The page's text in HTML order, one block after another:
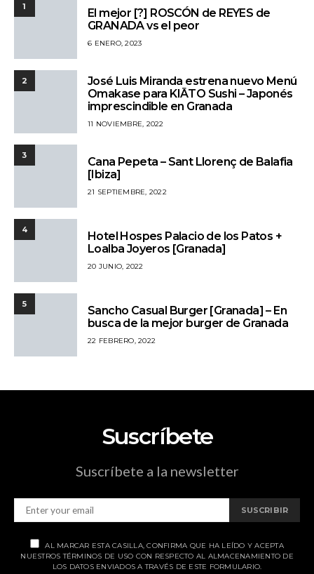
1
El mejor [?] ROSCÓN de REYES de
GRANADA vs el peor
6 ENERO, 2023
2
José Luis Miranda estrena nuevo Menú
Omakase para KIĀTO Sushi – Japonés
imprescindible en Granada
11 NOVIEMBRE, 2022
3
Cana Pepeta – Sant Llorenç de Balafia
[Ibiza]
21 SEPTIEMBRE, 2022
4
Hotel Hospes Palacio de los Patos +
Loalba Joyeros [Granada]
20 JUNIO, 2022
5
Sancho Casual Burger [Granada] – En
busca de la mejor burger de Granada
22 FEBRERO, 2022
Suscríbete
Suscríbete a la newsletter
SUSCRIBIR
AL MARCAR ESTA CASILLA, CONFIRMA QUE HA LEÍDO Y ACEPTA
NUESTROS TÉRMINOS DE USO CON RESPECTO AL ALMACENAMIENTO DE
LOS DATOS ENVIADOS A TRAVÉS DE ESTE FORMULARIO.